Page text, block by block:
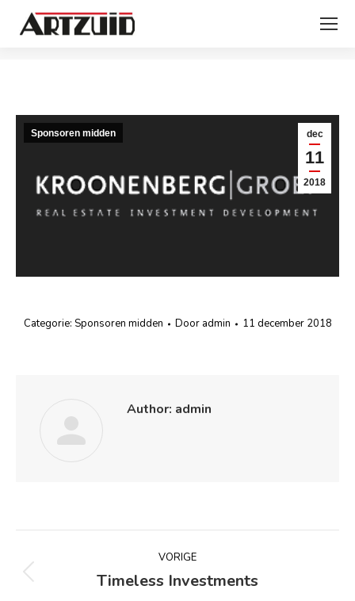
dec
11
2018
Sponsoren midden
Categorie: Sponsoren midden Door admin 11 december 2018
Author: admin
navigatie
VORIGE
Vorig
Timeless Investments